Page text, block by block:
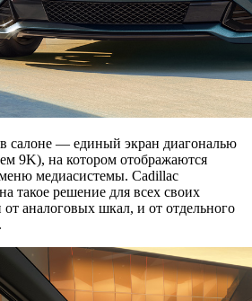
салоне — единый экран диагональю
9K), на котором отображаются
медиасистемы. Cadillac
такое решение для всех своих
от аналоговых шкал, и от отдельного